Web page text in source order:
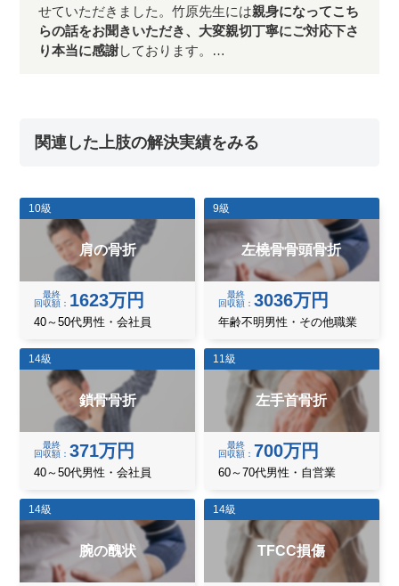
せていただきました。竹原先生には親身になってこち
らの話をお聞きいただき、大変親切丁寧にご対応下さ
り本当に感謝しております。…
関連した上肢の解決実績をみる
10級
肩の骨折
最終
回収額
1623万円
40～50代男性・会社員
9級
左橈骨骨頭骨折
最終
回収額
3036万円
年齢不明男性・その他職業
14級
鎖骨骨折
最終
回収額
371万円
40～50代男性・会社員
11級
左手首骨折
最終
回収額
700万円
60～70代男性・自営業
14級
腕の醜状
14級
TFCC損傷